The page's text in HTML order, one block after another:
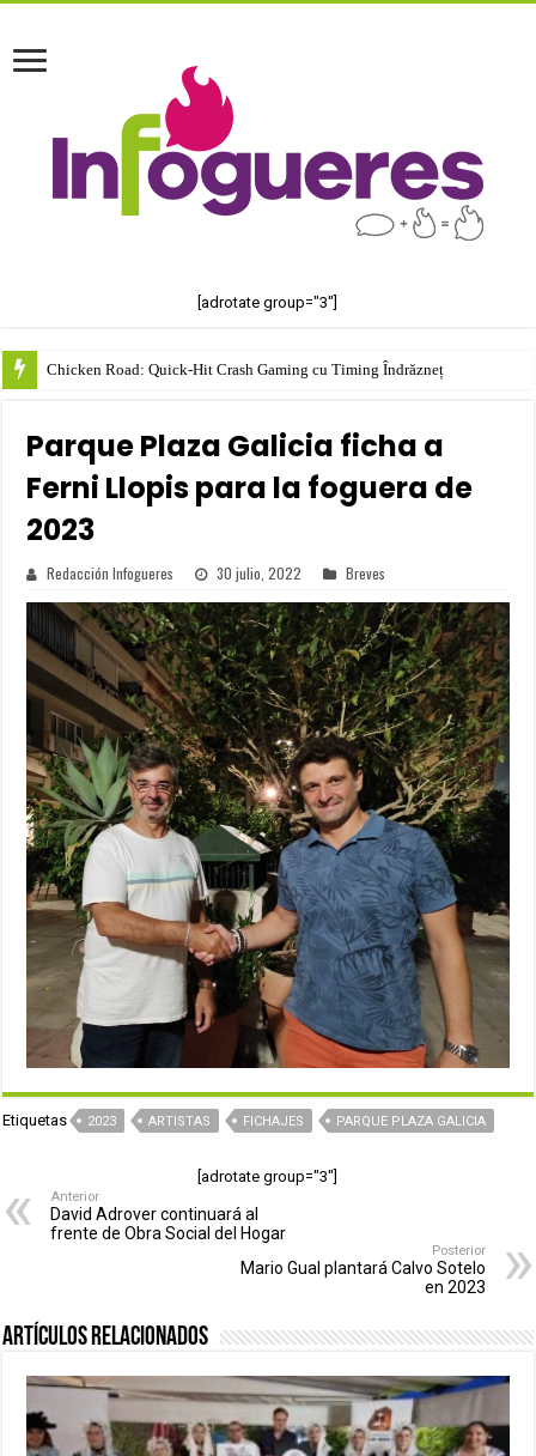
[adrotate group="3"]
Chicken Road: Quick‑Hit Crash Gaming cu Timing Îndrăzneț
Parque Plaza Galicia ficha a
Ferni Llopis para la foguera de
2023
Redacción Infogueres 30 julio, 2022 Breves
Etiquetas 2023 ARTISTAS FICHAJES PARQUE PLAZA GALICIA
[adrotate group="3"]
Anterior
David Adrover continuará al
frente de Obra Social del Hogar
Posterior
Mario Gual plantará Calvo Sotelo
en 2023
Artículos relacionados